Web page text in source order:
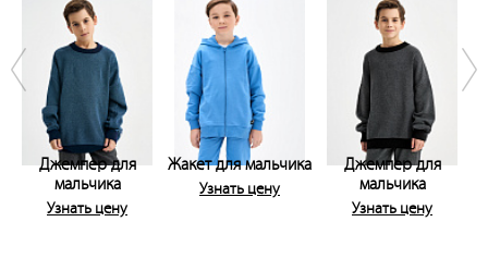
Джемпер для
мальчика
Узнать цену
Жакет для мальчика
Узнать цену
Джемпер для
мальчика
Узнать цену